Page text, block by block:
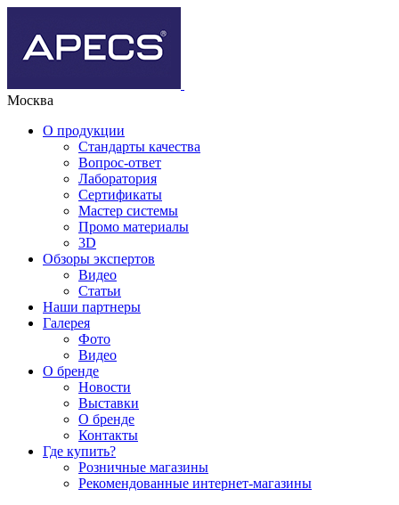
Москва
О продукции
Стандарты качества
Вопрос-ответ
Лаборатория
Сертификаты
Мастер системы
Промо материалы
3D
Обзоры экспертов
Видео
Статьи
Наши партнеры
Галерея
Фото
Видео
О бренде
Новости
Выставки
О бренде
Контакты
Где купить?
Розничные магазины
Рекомендованные интернет-магазины